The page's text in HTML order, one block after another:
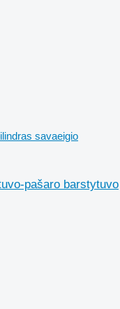
savaeigio
pašaro barstytuvo